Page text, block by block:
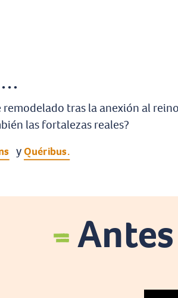
tras la anexión al
las fortalezas reales?
y Quéribus.